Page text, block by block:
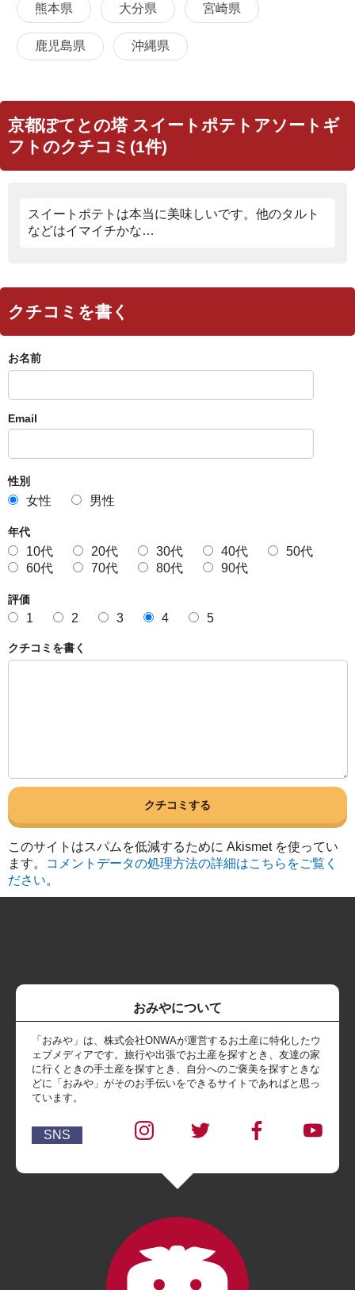
熊本県 大分県 宮崎県
鹿児島県 沖縄県
京都ぽてとの塔 スイートポテトアソートギ
フトのクチコミ(1件)
スイートポテトは本当に美味しいです。他のタルト
などはイマイチかな…
クチコミを書く
お名前
Email
性別
女性 男性
年代
10代 20代 30代 40代
50代
60代
70代 80代 90代
評価
1 2 3 4 5
クチコミを書く
このサイトはスパムを低減するために Akismet を使ってい
ます。
コメントデータの処理方法の詳細はこちらをご覧く
ださい。
おみやについて
「おみや」は、株式会社ONWAが運営するお土産に特化したウ
ェブメディアです。旅行や出張でお土産を探すとき、友達の家
に行くときの手土産を探すとき、自分へのご褒美を探すときな
どに「おみや」がそのお手伝いをできるサイトであればと思っ
ています。
SNS